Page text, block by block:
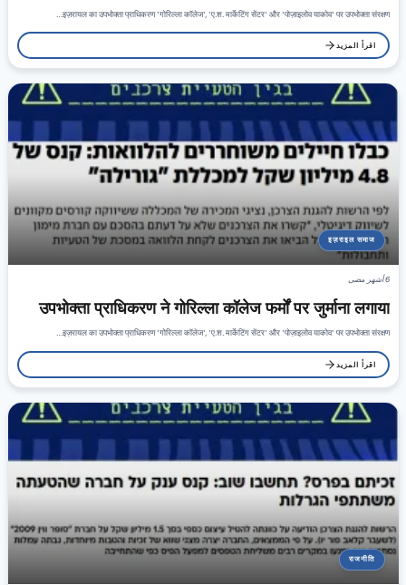
इज़रायल का उपभोक्ता प्राधिकरण 'गोरिल्ला कॉलेज', 'ए.श. मार्केटिंग सेंटर' और 'पोज़ाइलोव याकोव' पर उपभोक्ता संरक्षण…
اقرأ المزيد
इज़राइल समाज
6 أشهر مضى
उपभोक्ता प्राधिकरण ने गोरिल्ला कॉलेज फर्मों पर जुर्माना लगाया
इज़रायल का उपभोक्ता प्राधिकरण 'गोरिल्ला कॉलेज', 'ए.श. मार्केटिंग सेंटर' और 'पोज़ाइलोव याकोव' पर उपभोक्ता संरक्षण…
اقرأ المزيد
राजनीति